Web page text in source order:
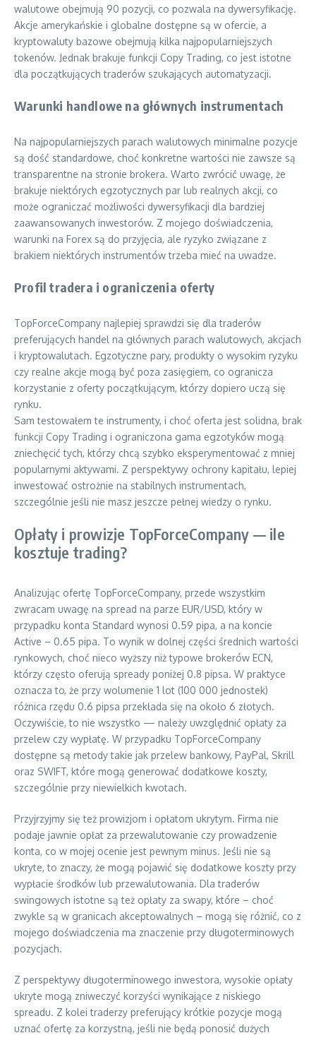
walutowe obejmują 90 pozycji, co pozwala na dywersyfikację.
Akcje amerykańskie i globalne dostępne są w ofercie, a
kryptowaluty bazowe obejmują kilka najpopularniejszych
tokenów. Jednak brakuje funkcji Copy Trading, co jest istotne
dla początkujących traderów szukających automatyzacji.
Warunki handlowe na głównych instrumentach
Na najpopularniejszych parach walutowych minimalne pozycje
są dość standardowe, choć konkretne wartości nie zawsze są
transparentne na stronie brokera. Warto zwrócić uwagę, że
brakuje niektórych egzotycznych par lub realnych akcji, co
może ograniczać możliwości dywersyfikacji dla bardziej
zaawansowanych inwestorów. Z mojego doświadczenia,
warunki na Forex są do przyjęcia, ale ryzyko związane z
brakiem niektórych instrumentów trzeba mieć na uwadze.
Profil tradera i ograniczenia oferty
TopForceCompany najlepiej sprawdzi się dla traderów
preferujących handel na głównych parach walutowych, akcjach
i kryptowalutach. Egzotyczne pary, produkty o wysokim ryzyku
czy realne akcje mogą być poza zasięgiem, co ogranicza
korzystanie z oferty początkującym, którzy dopiero uczą się
rynku.
Sam testowałem te instrumenty, i choć oferta jest solidna, brak
funkcji Copy Trading i ograniczona gama egzotyków mogą
zniechęcić tych, którzy chcą szybko eksperymentować z mniej
popularnymi aktywami. Z perspektywy ochrony kapitału, lepiej
inwestować ostrożnie na stabilnych instrumentach,
szczególnie jeśli nie masz jeszcze pełnej wiedzy o rynku.
Opłaty i prowizje TopForceCompany — ile
kosztuje trading?
Analizując ofertę TopForceCompany, przede wszystkim
zwracam uwagę na spread na parze EUR/USD, który w
przypadku konta Standard wynosi 0.59 pipa, a na koncie
Active – 0.65 pipa. To wynik w dolnej części średnich wartości
rynkowych, choć nieco wyższy niż typowe brokerów ECN,
którzy często oferują spready poniżej 0.8 pipsa. W praktyce
oznacza to, że przy wolumenie 1 lot (100 000 jednostek)
różnica rzędu 0.6 pipsa przekłada się na około 6 złotych.
Oczywiście, to nie wszystko — należy uwzględnić opłaty za
przelew czy wypłatę. W przypadku TopForceCompany
dostępne są metody takie jak przelew bankowy, PayPal, Skrill
oraz SWIFT, które mogą generować dodatkowe koszty,
szczególnie przy niewielkich kwotach.
Przyjrzyjmy się też prowizjom i opłatom ukrytym. Firma nie
podaje jawnie opłat za przewalutowanie czy prowadzenie
konta, co w mojej ocenie jest pewnym minus. Jeśli nie są
ukryte, to znaczy, że mogą pojawić się dodatkowe koszty przy
wypłacie środków lub przewalutowania. Dla traderów
swingowych istotne są też opłaty za swapy, które – choć
zwykle są w granicach akceptowalnych – mogą się różnić, co z
mojego doświadczenia ma znaczenie przy długoterminowych
pozycjach.
Z perspektywy długoterminowego inwestora, wysokie opłaty
ukryte mogą zniweczyć korzyści wynikające z niskiego
spreadu. Z kolei traderzy preferujący krótkie pozycje mogą
uznać ofertę za korzystną, jeśli nie będą ponosić dużych